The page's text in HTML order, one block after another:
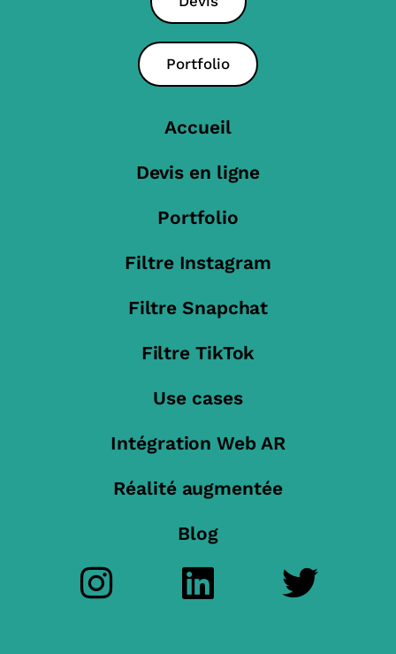
Portfolio
Accueil
Devis en ligne
Portfolio
Filtre Instagram
Filtre Snapchat
Filtre TikTok
Use cases
Intégration Web AR
Réalité augmentée
Blog